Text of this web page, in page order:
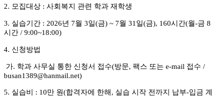
2. 모집대상 : 사회복지 관련 학과 재학생
3. 실습기간 : 2026년 7월 3일(금) ~ 7월 31일(금), 160시간(월-금 8
시간 / 9:00~18:00)
4. 신청방법
가. 학과 사무실 통한 신청서 접수(방문, 팩스 또는 e-mail 접수 /
busan1389@hanmail.net)
5. 실습비 : 10만 원(합격자에 한해, 실습 시작 전까지 납부-입금 계